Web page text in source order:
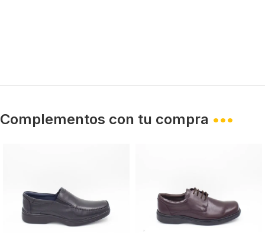
Complementos con tu compra •••